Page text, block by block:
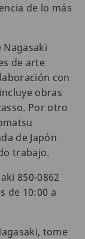
de lo más
Nagasaki
de arte
con
obras
Por otro
de Japón
trabajo.
850-0862
de 10:00 a
tome